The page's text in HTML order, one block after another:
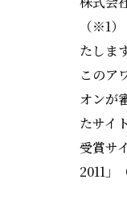
（※1
たします
このア
オンが
たサイ
受賞サ
2011」